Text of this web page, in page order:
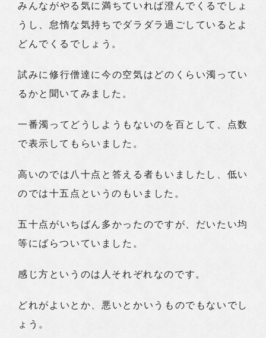
みんながやる気に満ちていれば澄んでくるでしょ
うし、怠惰な気持ちでダラダラ過ごしているとよ
どんでくるでしょう。
試みに修行僧達に今の空気はどのくらい濁ってい
るかと聞いてみました。
一番濁ってどうしようもないのを百として、点数
で表示してもらいました。
高いのでは八十点と答える者もいましたし、低い
のでは十五点というのもいました。
五十点がいちばん多かったのですが、だいたい均
等にばらついていました。
感じ方というのは人それぞれなのです。
どれがよいとか、悪いとかいうものでもないでし
ょう。